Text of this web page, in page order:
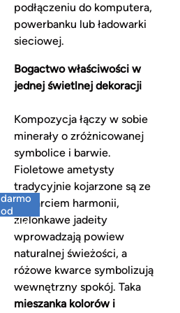
darmo
od
150 zł
podłączeniu do komputera,
powerbanku lub ładowarki
sieciowej.
Bogactwo właściwości w
jednej świetlnej dekoracji
Kompozycja łączy w sobie
minerały o zróżnicowanej
symbolice i barwie.
Fioletowe ametysty
tradycyjnie kojarzone są ze
wsparciem harmonii,
zielonkawe jadeity
wprowadzają powiew
naturalnej świeżości, a
różowe kwarce symbolizują
wewnętrzny spokój. Taka
mieszanka kolorów i